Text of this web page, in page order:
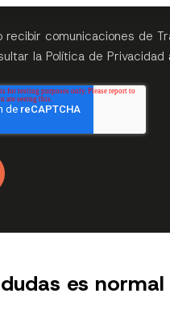
recibir comunicaciones de
la Política de Privacidad
es normal